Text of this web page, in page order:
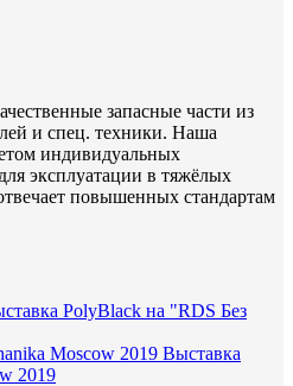
запасные части из
и спец. техники. Наша
индивидуальных
эксплуатации в тяжёлых
повышенных стандартам
PolyBlack на "RDS Без
Выставка
2019